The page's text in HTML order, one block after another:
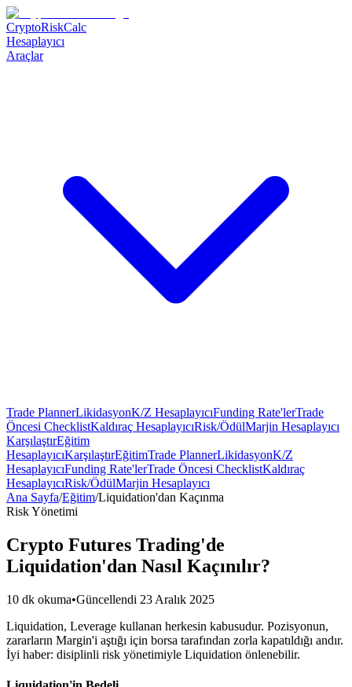
CryptoRiskCalc
Hesaplayıcı
Araçlar
Trade PlannerLikidasyonK/Z HesaplayıcıFunding Rate'lerTrade
Öncesi ChecklistKaldıraç HesaplayıcıRisk/ÖdülMarjin Hesaplayıcı
KarşılaştırEğitim
HesaplayıcıKarşılaştırEğitimTrade PlannerLikidasyonK/Z
HesaplayıcıFunding Rate'lerTrade Öncesi ChecklistKaldıraç
HesaplayıcıRisk/ÖdülMarjin Hesaplayıcı
Ana Sayfa/Eğitim/Liquidation'dan Kaçınma
Risk Yönetimi
Crypto Futures Trading'de
Liquidation'dan Nasıl Kaçınılır?
10 dk okuma•Güncellendi 23 Aralık 2025
Liquidation, Leverage kullanan herkesin kabusudur. Pozisyonun,
zararların Margin'i aştığı için borsa tarafından zorla kapatıldığı andır.
İyi haber: disiplinli risk yönetimiyle Liquidation önlenebilir.